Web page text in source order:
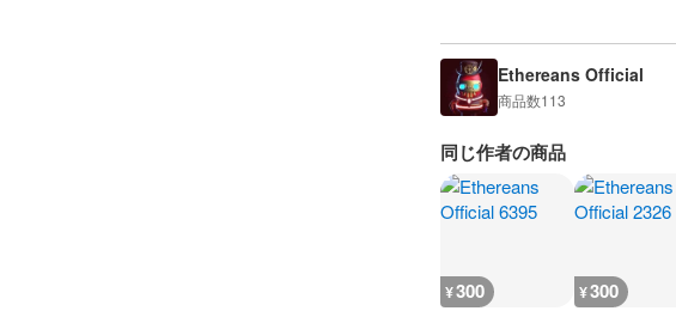
Ethereans Official
商品数113
同じ作者の商品
¥300 ¥300